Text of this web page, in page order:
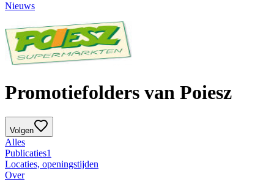
Nieuws
Promotiefolders van Poiesz
Volgen
Alles
Publicaties1
Locaties, openingstijden
Over